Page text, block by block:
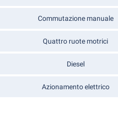
Commutazione manuale
Quattro ruote motrici
Diesel
Azionamento elettrico